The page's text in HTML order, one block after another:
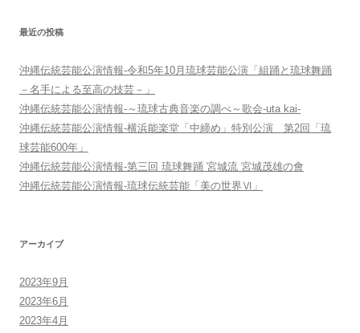
ン
最近の投稿
沖縄伝統芸能公演情報-令和5年10月琉球芸能公演「組踊と琉球舞踊
－名手による至高の技芸－」
沖縄伝統芸能公演情報-～琉球古典音楽の調べ～歌会-uta kai-
沖縄伝統芸能公演情報-横浜能楽堂「中締め」特別公演 第2回「琉
球芸能600年」
沖縄伝統芸能公演情報-第三回 琉球舞踊 宮城流 宮城茂雄の會
沖縄伝統芸能公演情報-琉球伝統芸能「美の世界Ⅵ」
アーカイブ
2023年9月
2023年6月
2023年4月